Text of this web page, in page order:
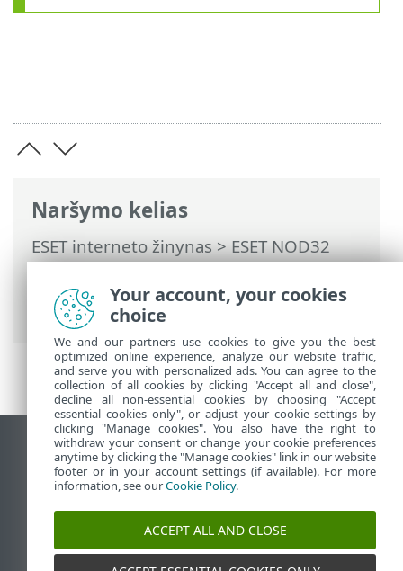
Naršymo kelias
ESET interneto žinynas>ESET NOD32
Antivirus>Išplėstinis nustatymas>
Naujinimai> Naujinimo keitimų
atšaukimas
Rodyti darbalaukio tinklavietę
End of Life
ESET žinių bazė
ESET forumas
ESET Status Portal
Palaikymas regione
Your account, your cookies
choice
We and our partners use cookies to give you the best
optimized online experience, analyze our website traffic,
and serve you with personalized ads. You can agree to the
collection of all cookies by clicking "Accept all and close",
decline all non-essential cookies by choosing "Accept
essential cookies only", or adjust your cookie settings by
clicking "Manage cookies". You also have the right to
withdraw your consent or change your cookie preferences
anytime by clicking the "Manage cookies" link in our website
footer or in your account settings (if available). For more
information, see ourCookie Policy.
ACCEPT ALL AND CLOSE